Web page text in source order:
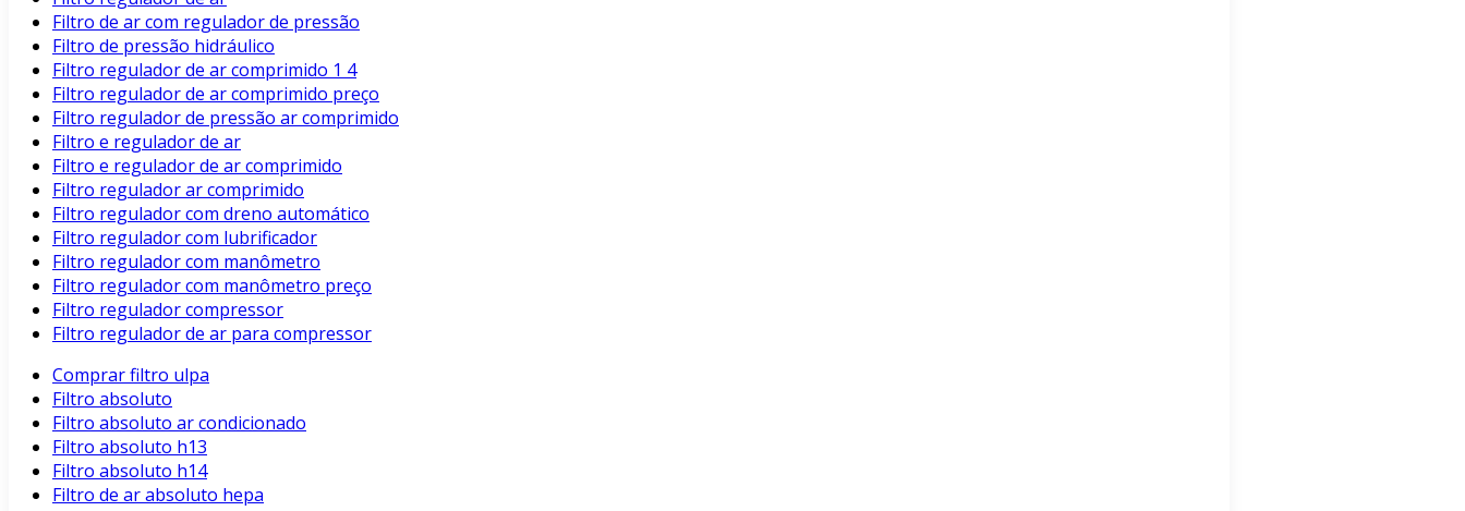
Filtro de ar com regulador de pressão
Filtro de pressão hidráulico
Filtro regulador de ar comprimido 1 4
Filtro regulador de ar comprimido preço
Filtro regulador de pressão ar comprimido
Filtro e regulador de ar
Filtro e regulador de ar comprimido
Filtro regulador ar comprimido
Filtro regulador com dreno automático
Filtro regulador com lubrificador
Filtro regulador com manômetro
Filtro regulador com manômetro preço
Filtro regulador compressor
Filtro regulador de ar para compressor
Comprar filtro ulpa
Filtro absoluto
Filtro absoluto ar condicionado
Filtro absoluto h13
Filtro absoluto h14
Filtro de ar absoluto hepa